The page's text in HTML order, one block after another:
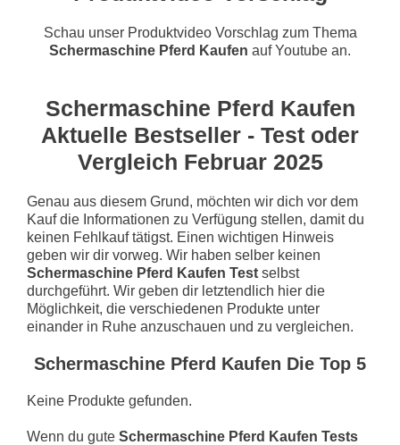
Schau unser Produktvideo Vorschlag zum Thema
Schermaschine Pferd Kaufen auf Youtube an.
Schermaschine Pferd Kaufen
Aktuelle Bestseller - Test oder
Vergleich Februar 2025
Genau aus diesem Grund, möchten wir dich vor dem
Kauf die Informationen zu Verfügung stellen, damit du
keinen Fehlkauf tätigst. Einen wichtigen Hinweis
geben wir dir vorweg. Wir haben selber keinen
Schermaschine Pferd Kaufen Test selbst
durchgeführt. Wir geben dir letztendlich hier die
Möglichkeit, die verschiedenen Produkte unter
einander in Ruhe anzuschauen und zu vergleichen.
Schermaschine Pferd Kaufen Die Top 5
Keine Produkte gefunden.
Wenn du gute Schermaschine Pferd Kaufen Tests